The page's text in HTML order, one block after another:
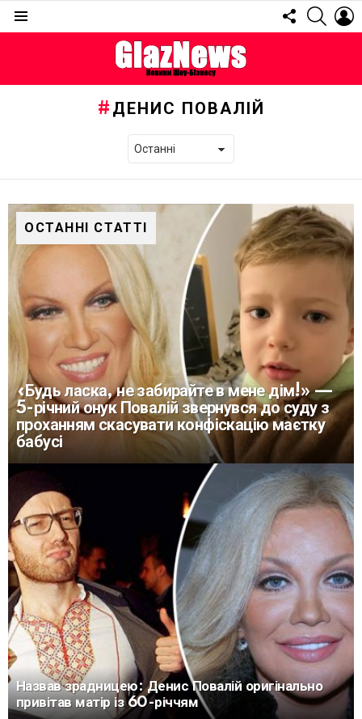
FOLLOW
US
ДЕНИС ПОВАЛІЙ
ОСТАННІ СТАТТІ
«Будь ласка, не забирайте в мене дім!» —
5-річний онук Повалій звернувся до суду з
проханням скасувати конфіскацію маєтку
бабусі
Назвав зрадницею: Денис Повалій оригінально
привітав матір із 60-річчям